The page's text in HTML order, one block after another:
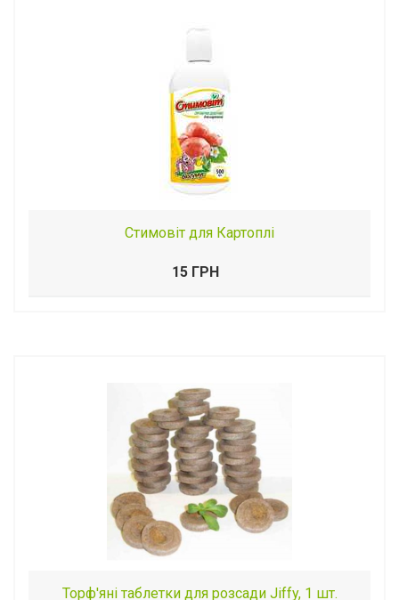
Стимовіт для Картоплі
15 ГРН
Торф'яні таблетки для розсади Jiffy, 1 шт.